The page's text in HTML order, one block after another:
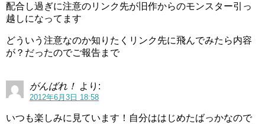
配合し過ぎに注意のリンク先が旧作からのモンスター引っ
越しになってます
どういう注意なのか知りたくリンク先に飛んでみたら内容
が？だったのでご報告まで
がんばれ！ より:
2012年6月3日 18:58
いつも楽しみに見ています！自分ははじめたばっかなので